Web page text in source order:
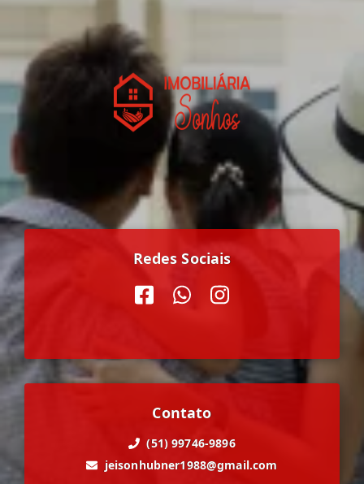
Redes Sociais
Contato
(51) 99746-9896
jeisonhubner1988@gmail.com